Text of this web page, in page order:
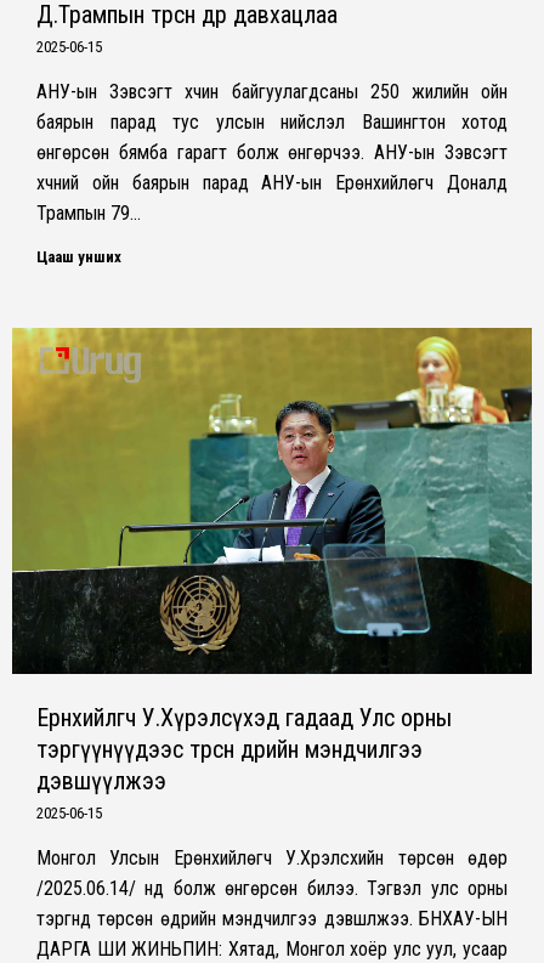
Д.Трампын төрсөн өдөр давхацлаа
2025-06-15
АНУ-ын Зэвсэгт хүчин байгуулагдсаны 250 жилийн ойн
баярын парад тус улсын нийслэл Вашингтон хотод
өнгөрсөн бямба гарагт болж өнгөрчээ. АНУ-ын Зэвсэгт
хүчний ойн баярын парад АНУ-ын Ерөнхийлөгч Доналд
Трампын 79…
Цааш унших
Ерөнхийлөгч У.Хүрэлсүхэд гадаад Улс орны
тэргүүнүүдээс төрсөн өдрийн мэндчилгээ
дэвшүүлжээ
2025-06-15
Монгол Улсын Ерөнхийлөгч У.Хүрэлсүхийн төрсөн өдөр
/2025.06.14/ нд болж өнгөрсөн билээ. Тэгвэл улс орны
тэргүүнүүд төрсөн өдрийн мэндчилгээ дэвшүүлжээ. БНХАУ-ЫН
ДАРГА ШИ ЖИНЬПИН: Хятад, Монгол хоёр улс уул, усаар